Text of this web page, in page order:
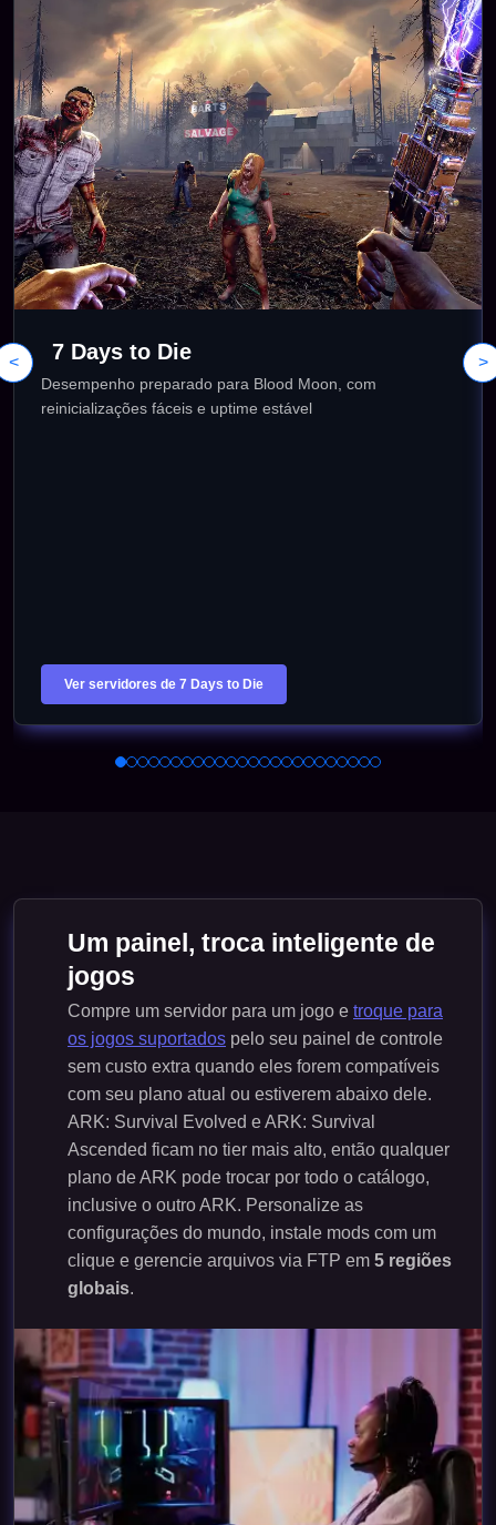
< >
7 Days to Die
Desempenho preparado para Blood Moon, com
reinicializações fáceis e uptime estável
Ver servidores de 7 Days to Die
Um painel, troca inteligente de
jogos
Compre um servidor para um jogo e troque para
os jogos suportados pelo seu painel de controle
sem custo extra quando eles forem compatíveis
com seu plano atual ou estiverem abaixo dele.
ARK: Survival Evolved e ARK: Survival
Ascended ficam no tier mais alto, então qualquer
plano de ARK pode trocar por todo o catálogo,
inclusive o outro ARK. Personalize as
configurações do mundo, instale mods com um
clique e gerencie arquivos via FTP em 5 regiões
globais.